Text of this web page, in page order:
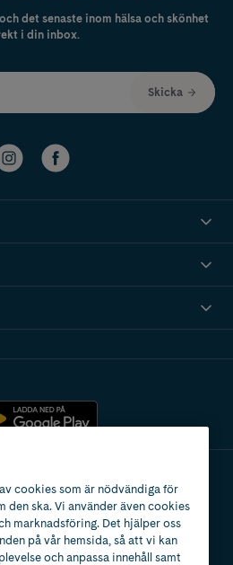
det senaste inom hälsa och skönhet
i din inbox.
Skicka
cookies som är nödvändiga för
den ska. Vi använder även cookies
marknadsföring. Det hjälper oss
på vår hemsida, så att vi kan
och anpassa innehåll samt